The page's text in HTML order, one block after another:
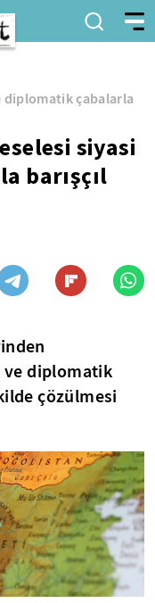
diplomatik çabalarla
siyasi
barışçıl
ve diplomatik
çözülmesi